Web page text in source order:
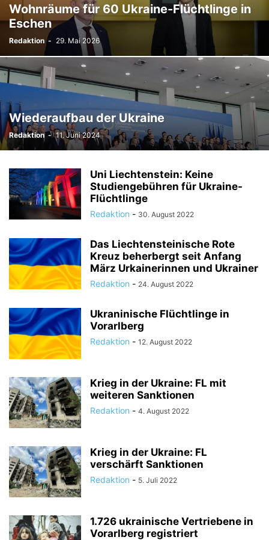
TODESFÄLLE TOURISMUS UMFRAGE
ÜSERE WORZLA - HISTORISCHES
WIRTSCHAFTS:ZEIT
Wohnräume für 60 Ukraine-Flüchtlinge in
Eschen
Redaktion - 29. Mai 2026
Wiederaufbau der Ukraine
Redaktion - 11. Juni 2024
Uni Liechtenstein: Keine
Studiengebühren für Ukraine-
Flüchtlinge
Redaktion - 30. August 2022
Das Liechtensteinische Rote
Kreuz beherbergt seit Anfang
März Urkainerinnen und Ukrainer
Redaktion - 24. August 2022
Ukraninische Flüchtlinge in
Vorarlberg
Redaktion - 12. August 2022
Krieg in der Ukraine: FL mit
weiteren Sanktionen
Redaktion - 4. August 2022
Krieg in der Ukraine: FL
verschärft Sanktionen
Redaktion - 5. Juli 2022
1.726 ukrainische Vertriebene in
Vorarlberg registriert